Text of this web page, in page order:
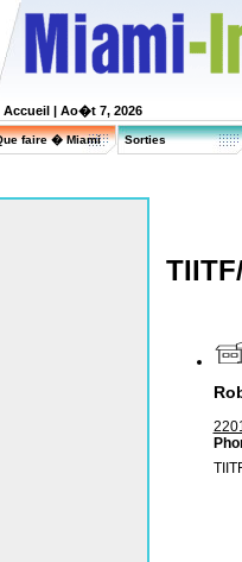
Accueil | Ao�t 7, 2026
faire � Miami Sorties